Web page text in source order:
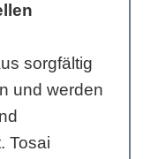
sorgfältig
und werden
Tosai